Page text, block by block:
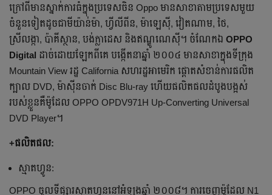
ក្រៅ​ពី​មាន​ស្នាក់ការ​ធំ​ក្នុង​ប្រទេស​ចិន Oppo មាន​សាខា​តាម​ប្រទេស​មួយ​
ចំនួន​ទៀត​ដូចជា​​មីយ៉ាន់ម៉ា, ហ្វីលីពីន, ម៉ាឡេស៊ី, វៀតណាម, ថៃ,
ស្រីលង្កា, ប៉ាគីស្ថាន, បង់ក្លាដេស និង​ឥណ្ឌូណេស៊ី។ ចំណែក​ឯ OPPO
Digital ដាច់​ដោយ​ឡែក​ពី​គេ បង្កើត​នា​ឆ្នាំ ២០០៤ មានសាខាក្នុង​ទីក្រុង
Mountain View រដ្ឋ California សហរដ្ឋអាមេរិក ផ្តោត​សំខាន់​ការ​ផលិត​
ក្បាល DVD, ម៉ាស៊ីន​ចាក់ Disc Blu-ray ហើយ​ផលិតផល​ដំបូង​បង្អស់​
របស់​ខ្លួន​គឺ​ម៉ូដែល OPPO OPDV971H Up-Converting Universal
DVD Player។
+ផលិតផល:
ស្មាតហ្វូន:
OPPO ចូល​ទីផ្សារ​ស្មាតហ្វូន​នៅ​អំឡុង​ឆ្នាំ ២០០៨។ ការ​ចេញ​ម៉ូដែល N1